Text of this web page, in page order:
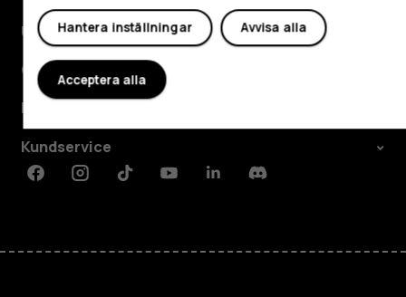
Utforska
Om
Planet and people
Kundservice
FacebookInstagramTiktokYoutubeLinkedinDiscord
Avvisa alla
Hantera inställningar
Acceptera alla